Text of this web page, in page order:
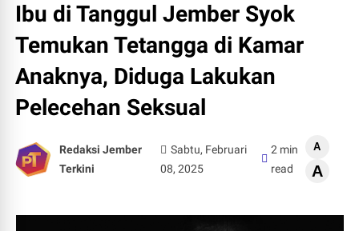
Ibu di Tanggul Jember Syok
Temukan Tetangga di Kamar
Anaknya, Diduga Lakukan
Pelecehan Seksual
Redaksi Jember
Terkini
Sabtu, Februari
08, 2025
2 min
read
A
A